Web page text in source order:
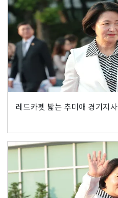
레드카펫 밟는 추미애 경기지사